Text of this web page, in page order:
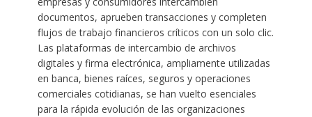
documentos, aprueben transacciones y completen
flujos de trabajo financieros críticos con un solo clic.
Las plataformas de intercambio de archivos
digitales y firma electrónica, ampliamente utilizadas
en banca, bienes raíces, seguros y operaciones
comerciales cotidianas, se han vuelto esenciales
para la rápida evolución de las organizaciones